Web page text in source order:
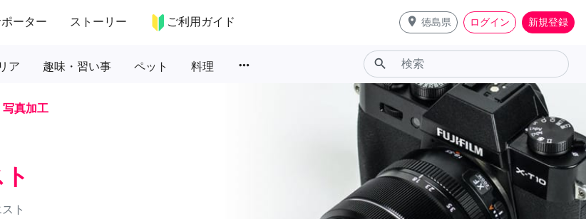
ーター ストーリー ご利用ガイド place 徳島県 ログイン 新規登録
ア 趣味・習い事 ペット 料理 more_horiz search
写真加工
ト